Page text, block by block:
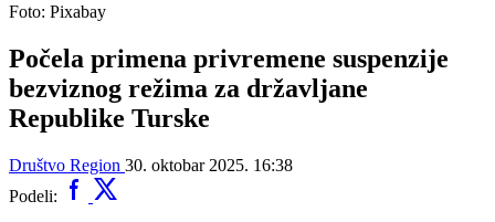
Foto: Pixabay
Počela primena privremene suspenzije
bezviznog režima za državljane
Republike Turske
Društvo Region 30. oktobar 2025. 16:38
Podeli: